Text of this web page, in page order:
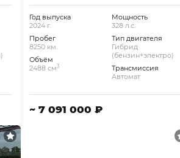
Год выпуска
2024 г.
Пробег
8250 км.
Объём
2488 см3
Мощность
328 л.с.
Тип двигателя
Гибрид
(бензин+электро)
Трансмиссия
Автомат
~ 7 091 000 ₽